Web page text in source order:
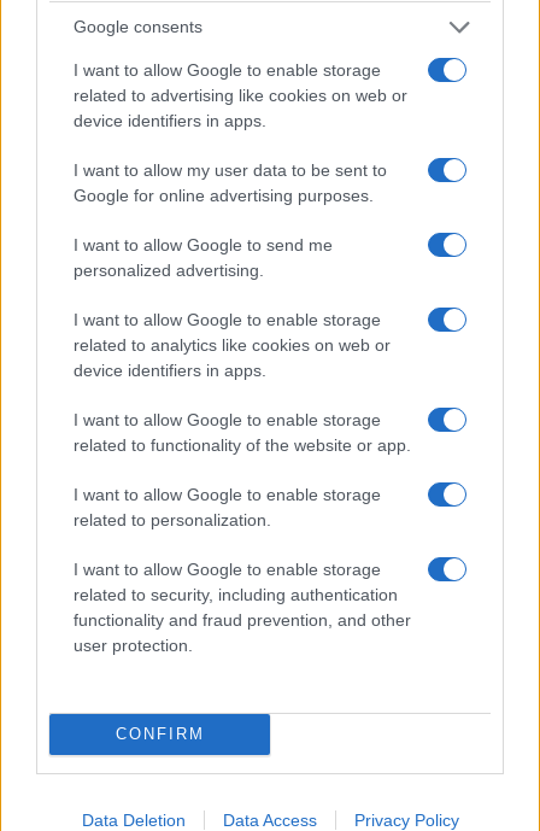
Google consents
I want to allow Google to enable storage
related to advertising like cookies on web or
device identifiers in apps.
I want to allow my user data to be sent to
Google for online advertising purposes.
I want to allow Google to send me
personalized advertising.
I want to allow Google to enable storage
related to analytics like cookies on web or
device identifiers in apps.
I want to allow Google to enable storage
related to functionality of the website or app.
I want to allow Google to enable storage
related to personalization.
I want to allow Google to enable storage
related to security, including authentication
functionality and fraud prevention, and other
user protection.
CONFIRM
Data Deletion Data Access Privacy Policy
ΚΟΣΜΟΣ
Στενά του Ορμούζ: Ιράν και Ομάν συμφώνησαν
στον καθορισμό νέας διαδρομής διέλευσης των
πλοίων
5/08/2026 - 9:12μμ
Τουρκία: Νομοθετική πρωτοβουλία για ειρήνευση
με το PKK, αμνηστία στους πρώην μαχητές και